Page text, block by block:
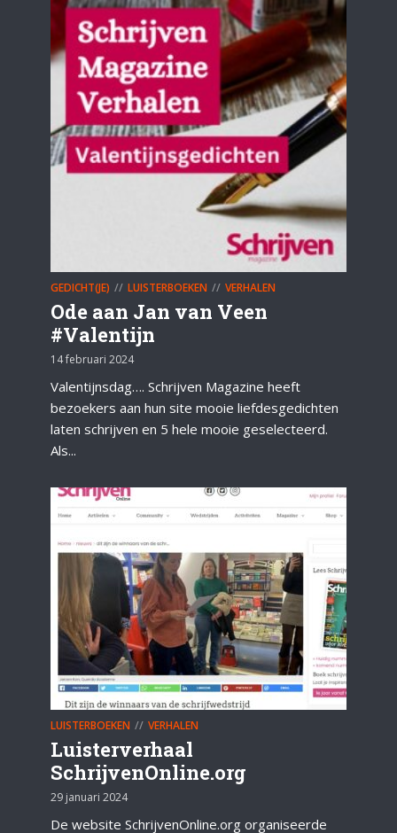
GEDICHT(JE) LUISTERBOEKEN VERHALEN
Ode aan Jan van Veen
#Valentijn
14 februari 2024
Valentijnsdag…. Schrijven Magazine heeft
bezoekers aan hun site mooie liefdesgedichten
laten schrijven en 5 hele mooie geselecteerd.
Als...
LUISTERBOEKEN VERHALEN
Luisterverhaal
SchrijvenOnline.org
29 januari 2024
De website SchrijvenOnline.org organiseerde